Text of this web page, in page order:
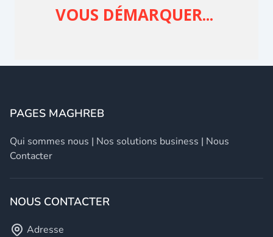
PAGES MAGHREB
Qui sommes nous | Nos solutions business | Nous
Contacter
NOUS CONTACTER
Adresse